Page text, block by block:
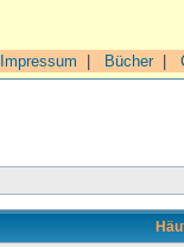
Impressum Bücher|